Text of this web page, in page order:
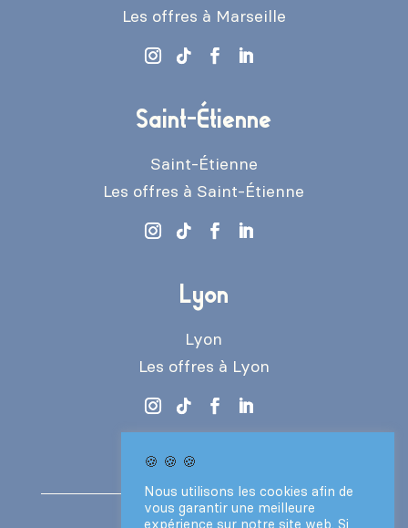
Les offres à Marseille
Saint-Étienne
Saint-Étienne
Les offres à Saint-Étienne
Lyon
Lyon
Les offres à Lyon
🍪 🍪 🍪
Nous utilisons les cookies afin de
vous garantir une meilleure
expérience sur notre site web. Si